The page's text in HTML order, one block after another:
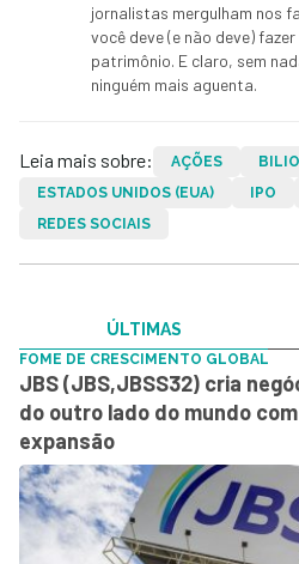
jornalistas mergulham nos
você deve (e não deve)
patrimônio. E claro, sem
ninguém mais aguenta.
Leia mais sobre: AÇÕES
ESTADOS UNIDOS (EUA)
IPO
REDES SOCIAIS
ÚLTIMAS
FOME DE CRESCIMENTO GLOBAL
JBS (JBS,JBSS32) cria
do outro lado do mundo
expansão